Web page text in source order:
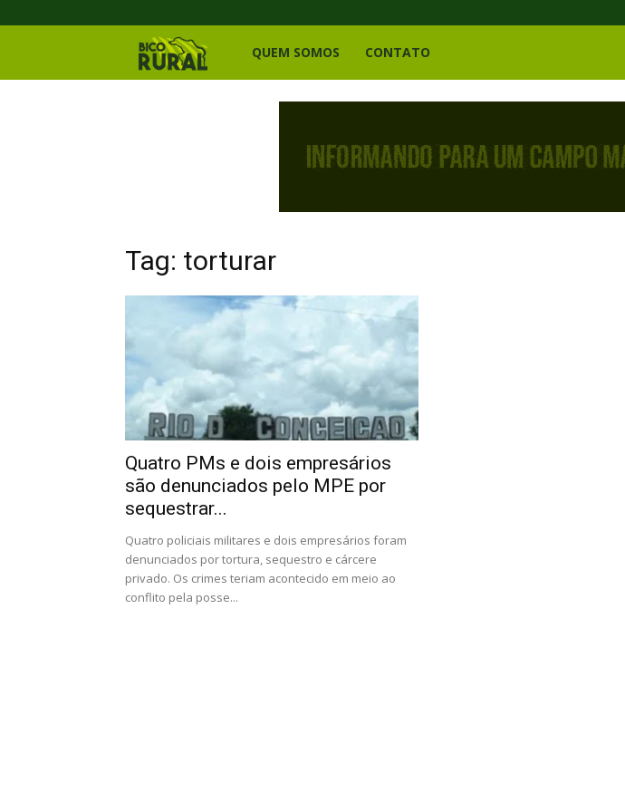
Bico
QUEM SOMOS CONTATO
Tag: torturar
Quatro PMs e dois empresários
são denunciados pelo MPE por
sequestrar...
Quatro policiais militares e dois empresários foram
denunciados por tortura, sequestro e cárcere
privado. Os crimes teriam acontecido em meio ao
conflito pela posse...